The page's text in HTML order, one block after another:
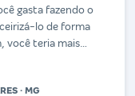
gasta fazendo o
lo de forma
você teria mais
· MG